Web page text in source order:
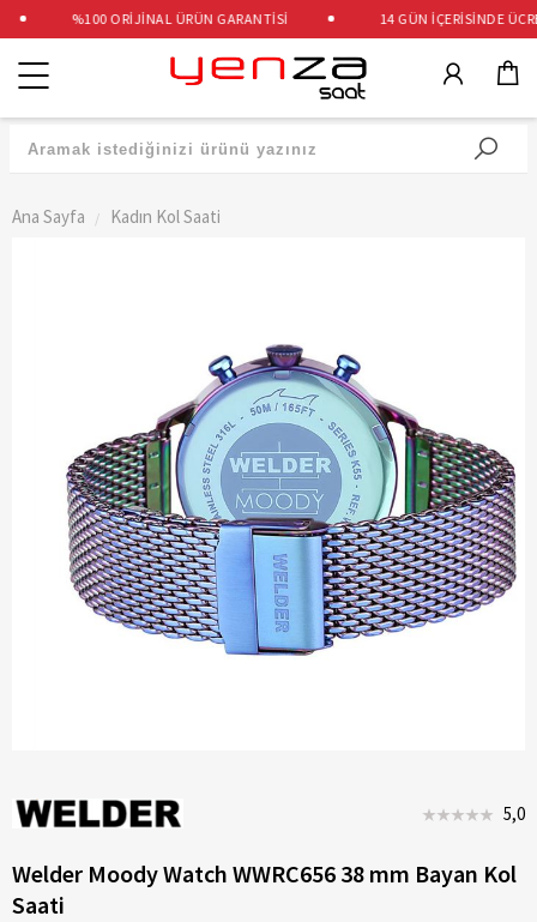
%100 ORİJİNAL ÜRÜN GARANTİSİ 14 GÜN İÇERİSİNDE
Kategoriler
Ana Sayfa Kadın Kol Saati
5,0
Welder Moody Watch WWRC656 38 mm Bayan Kol
Saati